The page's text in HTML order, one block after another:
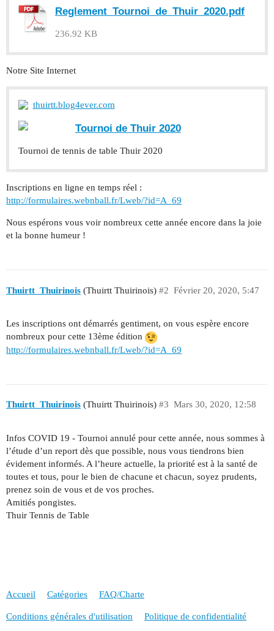
Reglement_Tournoi_de_Thuir_2020.pdf
236.92 KB
Notre Site Internet
thuirtt.blog4ever.com
Tournoi de Thuir 2020
Tournoi de tennis de table Thuir 2020
Inscriptions en ligne en temps réel :
http://formulaires.webnball.fr/Lweb/?id=A_69
Nous espérons vous voir nombreux cette année encore dans la joie
et la bonne humeur !
Thuirtt_Thuirinois (Thuirtt Thuirinois) Février 20, 2020, 5:47
#2
Les inscriptions ont démarrés gentiment, on vous espère encore
nombreux pour cette 13ème édition
http://formulaires.webnball.fr/Lweb/?id=A_69
Thuirtt_Thuirinois (Thuirtt Thuirinois) Mars 30, 2020, 12:58
#3
Infos COVID 19 - Tournoi annulé pour cette année, nous sommes à
l’étude d’un report dès que possible, nous vous tiendrons bien
évidement informés. A l’heure actuelle, la priorité est à la santé de
toutes et tous, pour le bien de chacune et chacun, soyez prudents,
prenez soin de vous et de vos proches.
Amitiés pongistes.
Thuir Tennis de Table
Accueil Catégories FAQ/Charte
Conditions générales d'utilisation Politique de confidentialité